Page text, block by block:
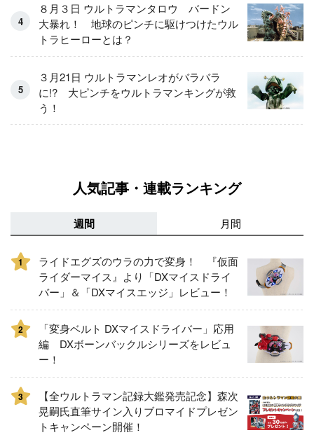
８月３日 ウルトラマンタロウ バードン
大暴れ！ 地球のピンチに駆けつけたウル
トラヒーローとは？
３月21日 ウルトラマンレオがバラバラ
に!? 大ピンチをウルトラマンキングが救
う！
人気記事・連載ランキング
週間 月間
1
ライドエグズのウラの力で変身！ 『仮面
ライダーマイス』より「DXマイスドライ
バー」＆「DXマイスエッジ」レビュー！
2
「変身ベルト DXマイスドライバー」応用
編 DXボーンバックルシリーズをレビュ
ー！
3
【全ウルトラマン記録大鑑発売記念】森次
晃嗣氏直筆サイン入りブロマイドプレゼン
トキャンペーン開催！